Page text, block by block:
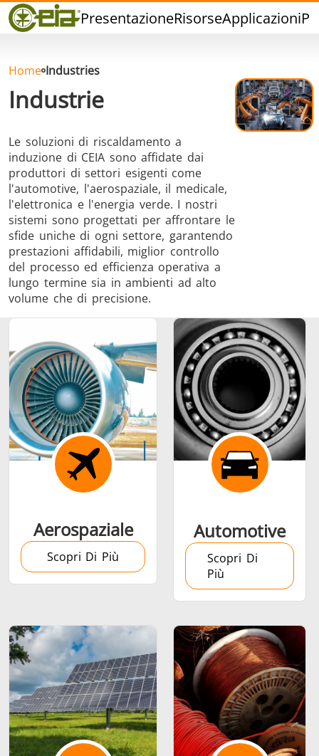
PresentazioneRisorseApplicazioni
Qualità
Eventi
FAQ
Brasatura ad
Induzione
Saldatura a
stagno
Brasatura
Alluminio
Cap Sealing
caldo
Calettamento a
caldo
Generatore &
Controllore
Generatori ad
Induzione
Serie SH
Teste di
riscaldamento
Induction
Home Industries
Industrie
Le soluzioni di riscaldamento a
induzione di CEIA sono affidate dai
produttori di settori esigenti come
l'automotive, l'aerospaziale, il medicale,
l'elettronica e l'energia verde. I nostri
sistemi sono progettati per affrontare le
sfide uniche di ogni settore, garantendo
prestazioni affidabili, miglior controllo
del processo ed efficienza operativa a
lungo termine sia in ambienti ad alto
volume che di precisione.
Aerospaziale
Scopri Di Più
Automotive
Scopri Di
Più